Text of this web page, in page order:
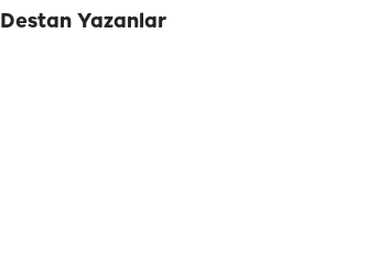
Destan Yazanlar